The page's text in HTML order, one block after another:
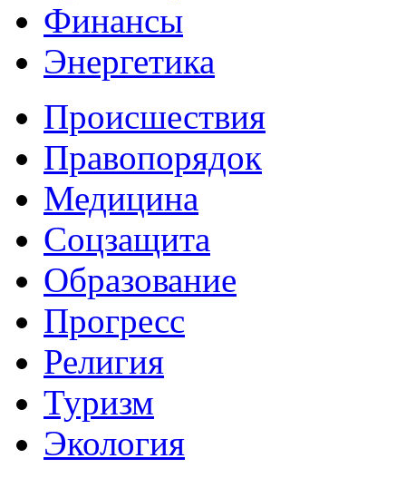
Финансы
Энергетика
Происшествия
Правопорядок
Медицина
Соцзащита
Образование
Прогресс
Религия
Туризм
Экология